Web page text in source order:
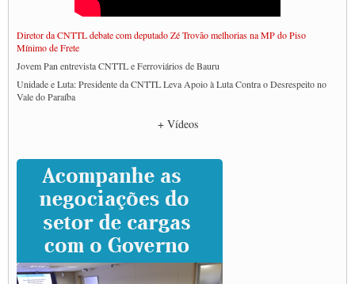
Diretor da CNTTL debate com deputado Zé Trovão melhorias na MP do Piso
Mínimo de Frete
Jovem Pan entrevista CNTTL e Ferroviários de Bauru
Unidade e Luta: Presidente da CNTTL Leva Apoio à Luta Contra o Desrespeito no
Vale do Paraíba
Caminhoneiros prometem paralisação e cobram diálogo com Lula
CNTTL e lideranças de caminhoneiros participam de debate sobre saúde nas
rodovias
Paulinho e Litti debatem política global para transporte rodoviário de cargas na
SUTCRA no Uruguai
Grande Conquista da Categoria transporte de Cargas e Caminhoneiros Autonomos
ENCONTRO INTERNACIONAL EM APOIO A CLASSE TRABALHADORA
DO BRASIL E A ELEIÇÃO 2022
+ Vídeos